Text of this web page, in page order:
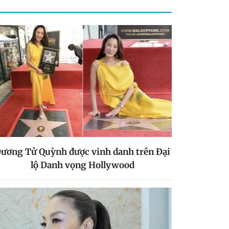
Tử Quỳnh được vinh danh trên Đại
lộ Danh vọng Hollywood